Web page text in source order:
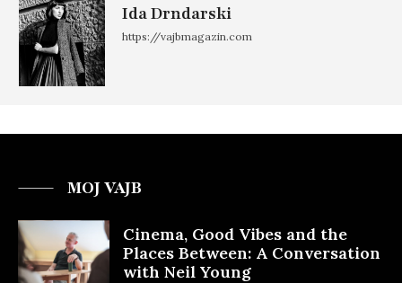
Ida Drndarski
https://vajbmagazin.com
MOJ VAJB
Cinema, Good Vibes and the
Places Between: A Conversation
with Neil Young